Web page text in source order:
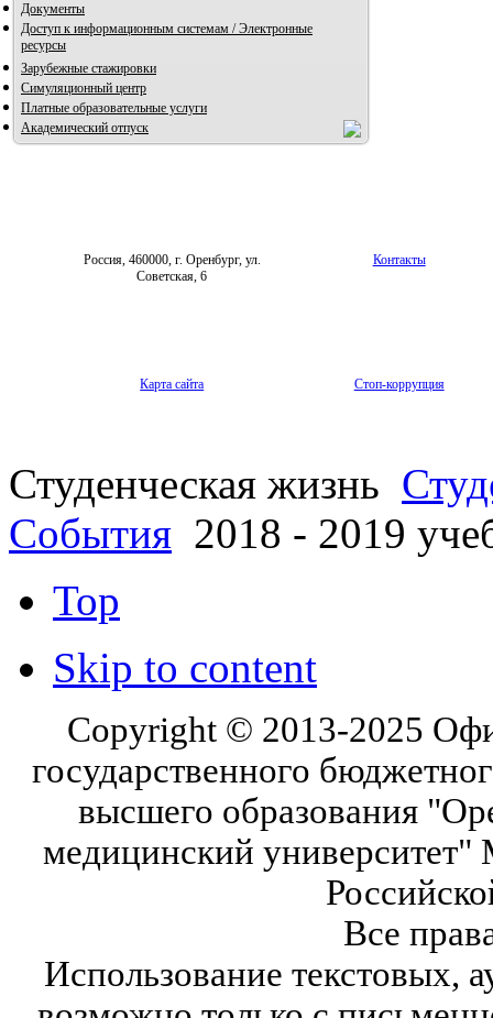
Документы
Доступ к информационным системам / Электронные
ресурсы
Зарубежные стажировки
Симуляционный центр
Платные образовательные услуги
Академический отпуск
Россия, 460000, г. Оренбург, ул.
Советская, 6
Контакты
Карта сайта Стоп-коррупция
Студенческая жизнь
События 2018 - 2019
Top
Skip to content
Copyright © 2013-2025
государственного
высшего образования
медицинский университет"
Все
Использование текстовых,